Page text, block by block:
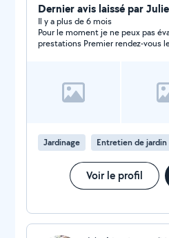
Dernier avis laissé par
Il y a plus de 6 mois
Pour le moment je ne peux pas
prestations Premier
Jardinage Entretien de jardin
Voir le profil